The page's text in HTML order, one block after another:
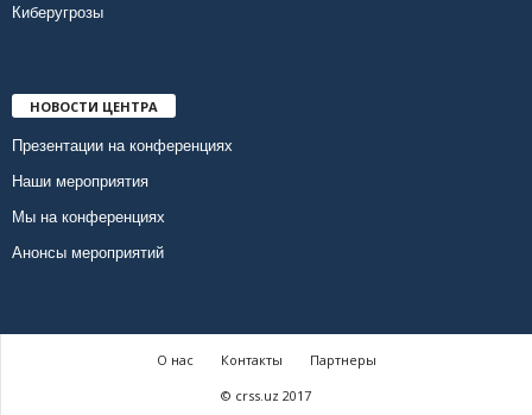
Киберугрозы
НОВОСТИ ЦЕНТРА
Презентации на конференциях
Наши мероприятия
Мы на конференциях
Анонсы мероприятий
О нас Контакты
Партнеры
© crss.uz 2017